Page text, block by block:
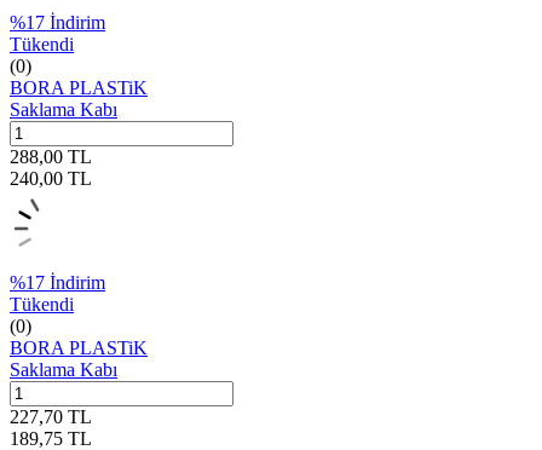
%17 İndirim
Tükendi
(0)
BORA PLASTiK
Saklama Kabı
288,00 TL
240,00 TL
%17 İndirim
Tükendi
(0)
BORA PLASTiK
Saklama Kabı
227,70 TL
189,75 TL